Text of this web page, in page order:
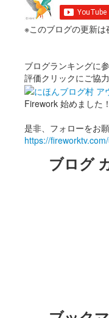
※このブログの更新
ブログランキングに参
評価クリックにご協
Firework 始めました！
是非、フォローをお
https://
ブログ